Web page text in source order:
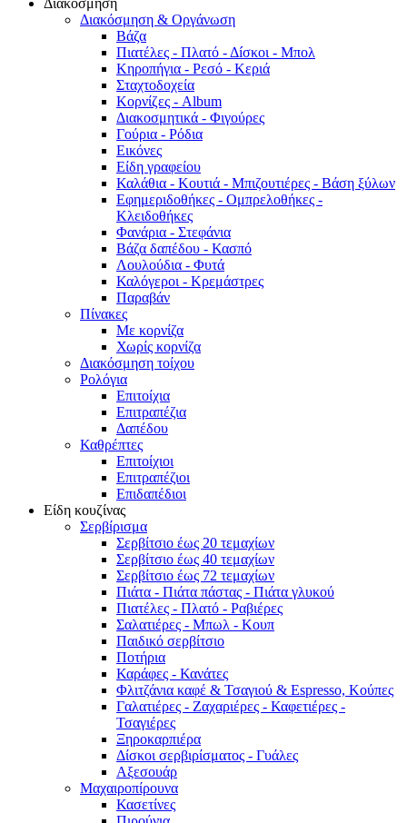
Διακόσμηση & Οργάνωση
Βάζα
Πιατέλες - Πλατό - Δíσκοι - Μπολ
Κηροπήγια - Ρεσό - Κεριά
Σταχτοδοχεία
Κορνίζες - Album
Διακοσμητικά - Φιγούρες
Γούρια - Ρόδια
Εικόνες
Είδη γραφείου
Καλάθια - Κουτιά - Μπιζουτιέρες - Βάση ξύλων
Εφημεριδοθήκες - Ομπρελοθήκες -
Κλειδοθήκες
Φανάρια - Στεφάνια
Βάζα δαπέδου - Κασπό
Λουλούδια - Φυτά
Καλόγεροι - Κρεμάστρες
Παραβάν
Πίνακες
Με κορνίζα
Χωρίς κορνίζα
Διακόσμηση τοίχου
Ρολόγια
Επιτοίχια
Επιτραπέζια
Δαπέδου
Καθρέπτες
Επιτοίχιοι
Επιτραπέζιοι
Επιδαπέδιοι
Είδη κουζίνας
Σερβίρισμα
Σερβίτσιο έως 20 τεμαχίων
Σερβίτσιο έως 40 τεμαχίων
Σερβίτσιο έως 72 τεμαχίων
Πιάτα - Πιάτα πάστας - Πιάτα γλυκού
Πιατέλες - Πλατό - Ραβιέρες
Σαλατιέρες - Μπωλ - Κουπ
Παιδικό σερβίτσιο
Ποτήρια
Καράφες - Κανάτες
Φλιτζάνια καφέ & Τσαγιού & Espresso, Κούπες
Γαλατιέρες - Ζαχαριέρες - Καφετιέρες -
Τσαγιέρες
Ξηροκαρπιέρα
Δίσκοι σερβιρίσματος - Γυάλες
Αξεσουάρ
Μαχαιροπίρουνα
Κασετίνες